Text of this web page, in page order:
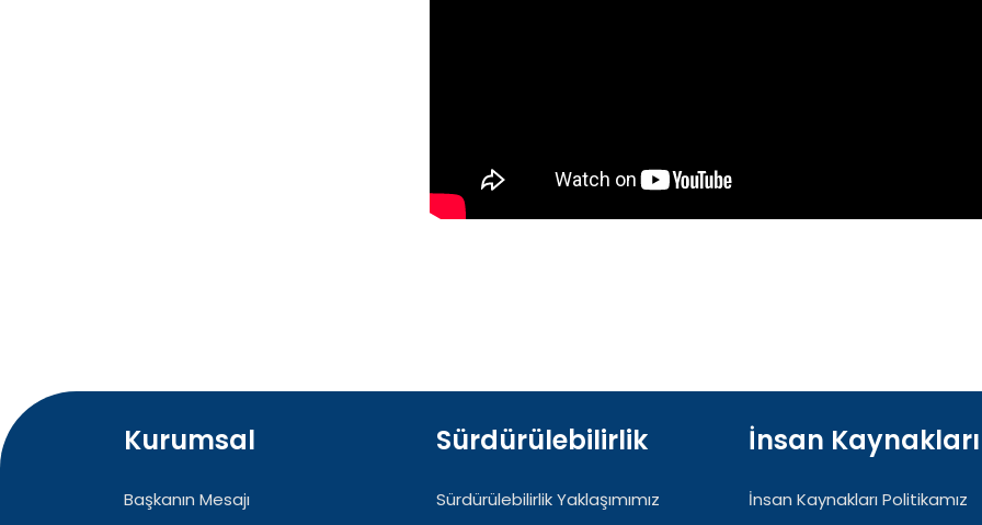
Kurumsal
Başkanın Mesajı
Sürdürülebilirlik
Sürdürülebilirlik Yaklaşımımız
İnsan Kaynakları
İnsan Kaynakları Politikamız